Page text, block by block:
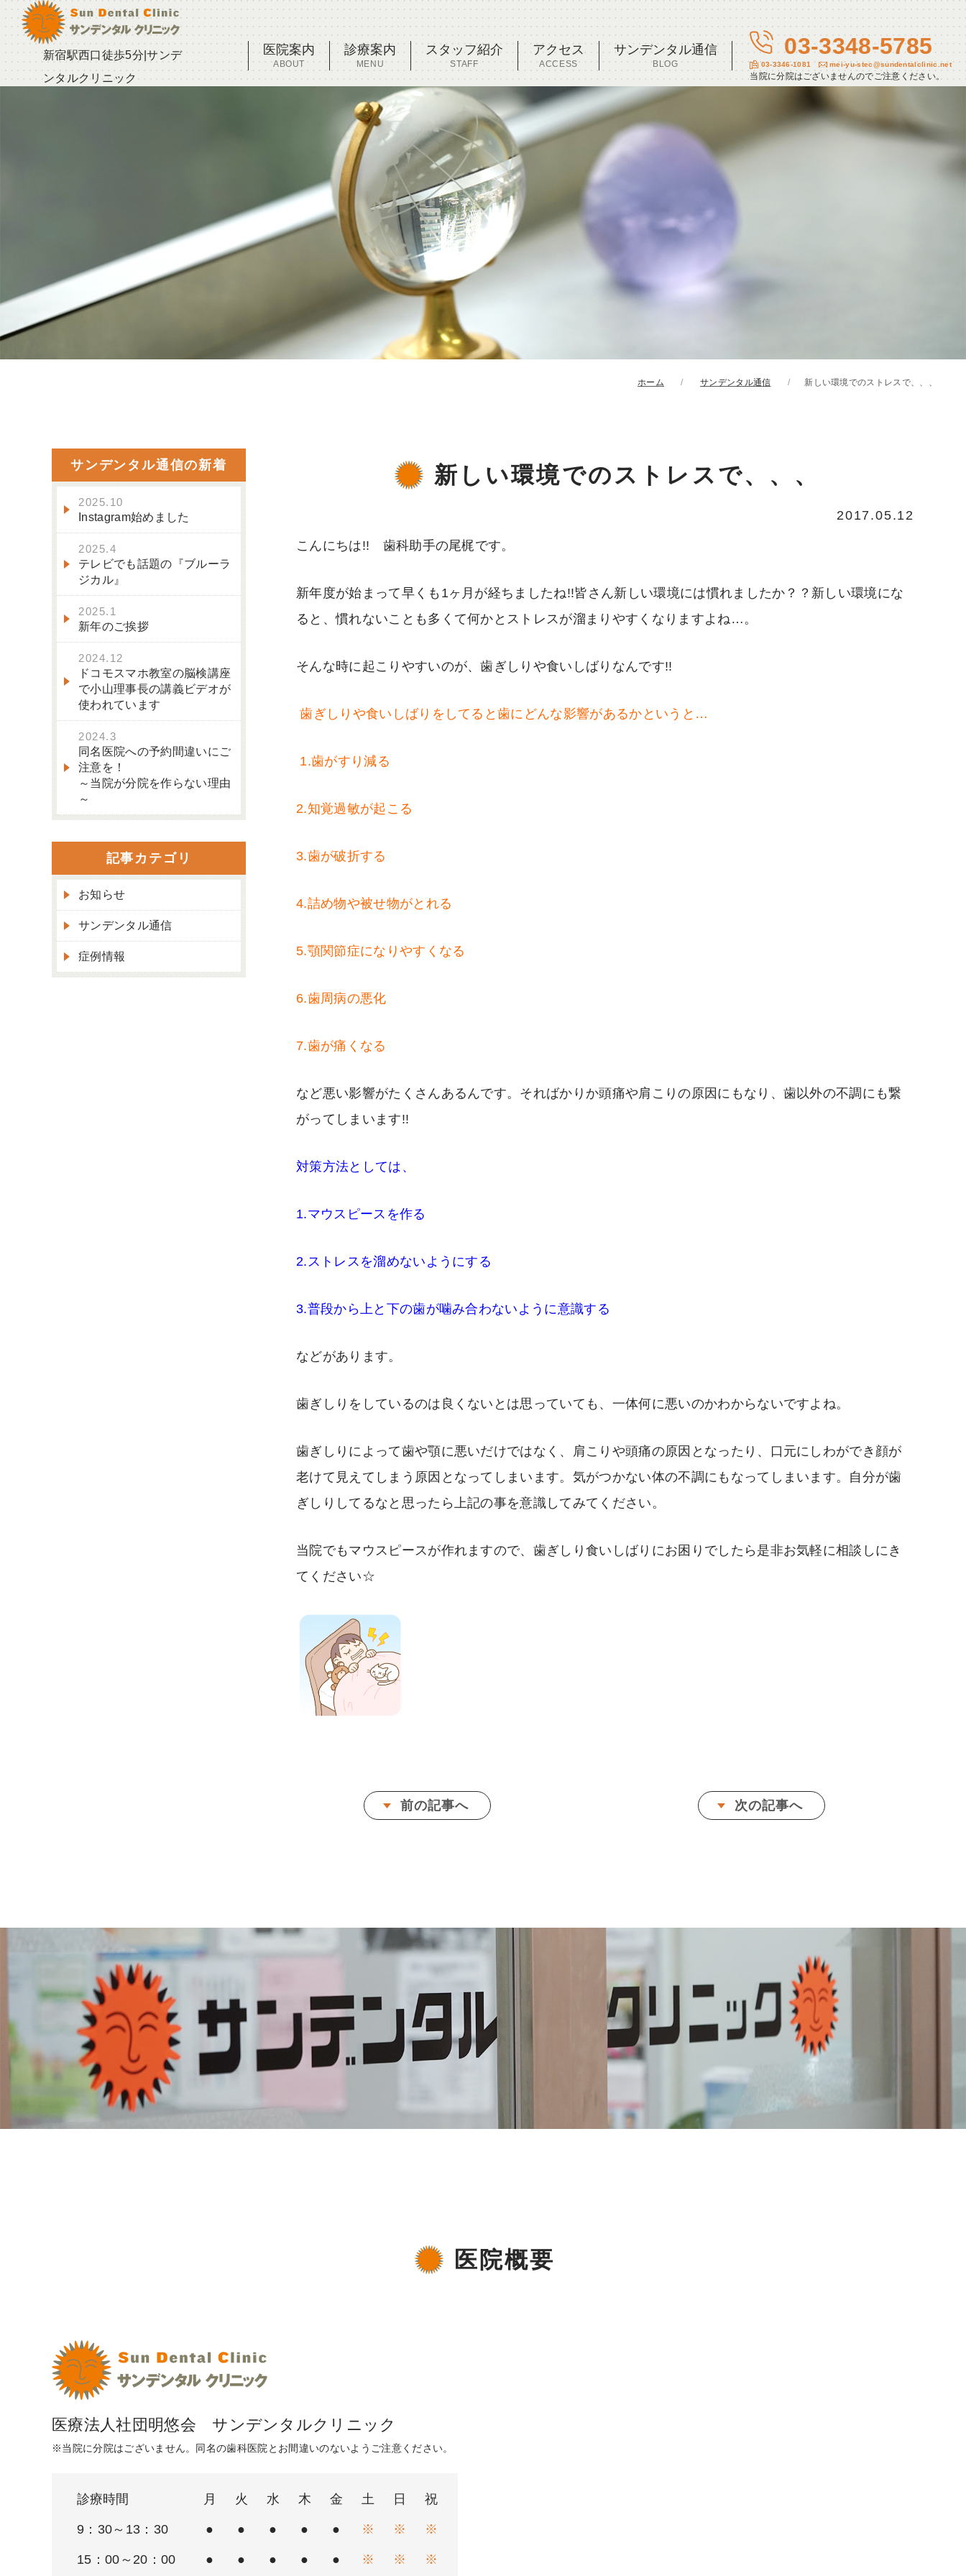
新宿駅西口徒歩5分|サンデ
ンタルクリニック
医院案内
ABOUT
診療案内
MENU
スタッフ紹介
STAFF
アクセス
ACCESS
サンデンタル通信
BLOG
03-3348-5785
03-3346-1081 mei-yu-stec@sundentalclinic.net
当院に分院はございませんのでご注意ください。
ホーム サンデンタル通信 新しい環境でのストレスで、、、
新しい環境でのストレスで、、、
2017.05.12
こんにちは!! 歯科助手の尾梶です。
新年度が始まって早くも1ヶ月が経ちましたね!!皆さん新しい環境には慣れましたか？？新しい環境にな
ると、慣れないことも多くて何かとストレスが溜まりやすくなりますよね…。
そんな時に起こりやすいのが、歯ぎしりや食いしばりなんです!!
歯ぎしりや食いしばりをしてると歯にどんな影響があるかというと…
1.歯がすり減る
2.知覚過敏が起こる
3.歯が破折する
4.詰め物や被せ物がとれる
5.顎関節症になりやすくなる
6.歯周病の悪化
7.歯が痛くなる
など悪い影響がたくさんあるんです。そればかりか頭痛や肩こりの原因にもなり、歯以外の不調にも繋
がってしまいます!!
対策方法としては、
1.マウスピースを作る
2.ストレスを溜めないようにする
3.普段から上と下の歯が噛み合わないように意識する
などがあります。
歯ぎしりをしているのは良くないとは思っていても、一体何に悪いのかわからないですよね。
歯ぎしりによって歯や顎に悪いだけではなく、肩こりや頭痛の原因となったり、口元にしわができ顔が
老けて見えてしまう原因となってしまいます。気がつかない体の不調にもなってしまいます。自分が歯
ぎしりしてるなと思ったら上記の事を意識してみてください。
当院でもマウスピースが作れますので、歯ぎしり食いしばりにお困りでしたら是非お気軽に相談しにき
てください☆
前の記事へ 次の記事へ
サンデンタル通信の新着
2025.10
Instagram始めました
2025.4
テレビでも話題の『ブルーラ
ジカル』
2025.1
新年のご挨拶
2024.12
ドコモスマホ教室の脳検講座
で小山理事長の講義ビデオが
使われています
2024.3
同名医院への予約間違いにご
注意を！
～当院が分院を作らない理由
～
記事カテゴリ
お知らせ
サンデンタル通信
症例情報
医院概要
医療法人社団明悠会 サンデンタルクリニック
※当院に分院はございません。同名の歯科医院とお間違いのないようご注意ください。
診療時間 月 火 水 木 金 土 日 祝
9：30～13：30 ● ● ● ● ● ※ ※ ※
15：00～20：00 ● ● ● ● ● ※ ※ ※